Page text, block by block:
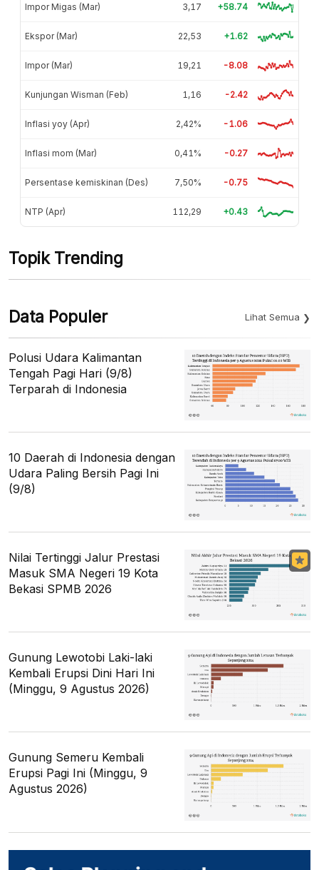
Impor Migas (Mar) 3,17 +58.74
Ekspor (Mar) 22,53 +1.62
Impor (Mar) 19,21 -8.08
Kunjungan Wisman (Feb) 1,16 -2.42
Inflasi yoy (Apr) 2,42% -1.06
Inflasi mom (Mar) 0,41% -0.27
Persentase kemiskinan (Des) 7,50% -0.75
NTP (Apr) 112,29 +0.43
Topik Trending
Data Populer Lihat Semua
Polusi Udara Kalimantan
Tengah Pagi Hari (9/8)
Terparah di Indonesia
10 Daerah di Indonesia dengan
Udara Paling Bersih Pagi Ini
(9/8)
Nilai Tertinggi Jalur Prestasi
Masuk SMA Negeri 19 Kota
Bekasi SPMB 2026
Gunung Lewotobi Laki-laki
Kembali Erupsi Dini Hari Ini
(Minggu, 9 Agustus 2026)
Gunung Semeru Kembali
Erupsi Pagi Ini (Minggu, 9
Agustus 2026)